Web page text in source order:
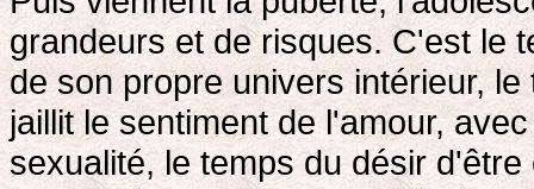
grandeurs et de risques. C'est le
de son propre univers intérieur,
jaillit le sentiment de l'amour,
sexualité, le temps du désir